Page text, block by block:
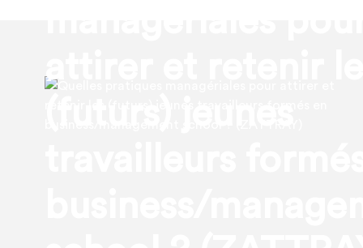
attirer et retenir